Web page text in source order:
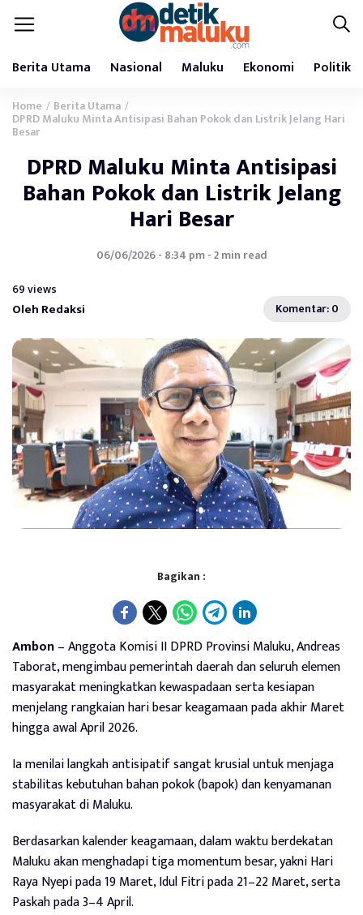
Berita Utama Nasional Maluku Ekonomi Politik
Home / Berita Utama /
DPRD Maluku Minta Antisipasi Bahan Pokok dan Listrik Jelang Hari
Besar
DPRD Maluku Minta Antisipasi
Bahan Pokok dan Listrik Jelang
Hari Besar
06/06/2026 - 8:34 pm - 2 min read
69 views
Oleh Redaksi Komentar: 0
Bagikan :
Ambon– Anggota Komisi II DPRD Provinsi Maluku, Andreas
Taborat, mengimbau pemerintah daerah dan seluruh elemen
masyarakat meningkatkan kewaspadaan serta kesiapan
menjelang rangkaian hari besar keagamaan pada akhir Maret
hingga awal April 2026.
Ia menilai langkah antisipatif sangat krusial untuk menjaga
stabilitas kebutuhan bahan pokok (bapok) dan kenyamanan
masyarakat di Maluku.
Berdasarkan kalender keagamaan, dalam waktu berdekatan
Maluku akan menghadapi tiga momentum besar, yakni Hari
Raya Nyepi pada 19 Maret, Idul Fitri pada 21–22 Maret, serta
Paskah pada 3–4 April.